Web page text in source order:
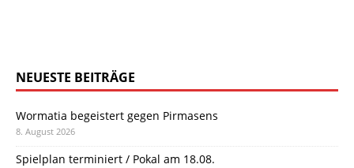
NEUESTE BEITRÄGE
Wormatia begeistert gegen Pirmasens
8. August 2026
Spielplan terminiert / Pokal am 18.08.